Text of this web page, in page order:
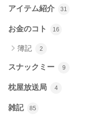
アイテム紹介 31
お金のコト 16
簿記 2
スナックミー 9
枕屋放送局 4
雑記 85